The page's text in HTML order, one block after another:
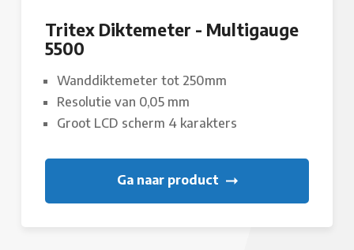
Tritex Diktemeter - Multigauge
5500
Wanddiktemeter tot 250mm
Resolutie van 0,05 mm
Groot LCD scherm 4 karakters
Ga naar product